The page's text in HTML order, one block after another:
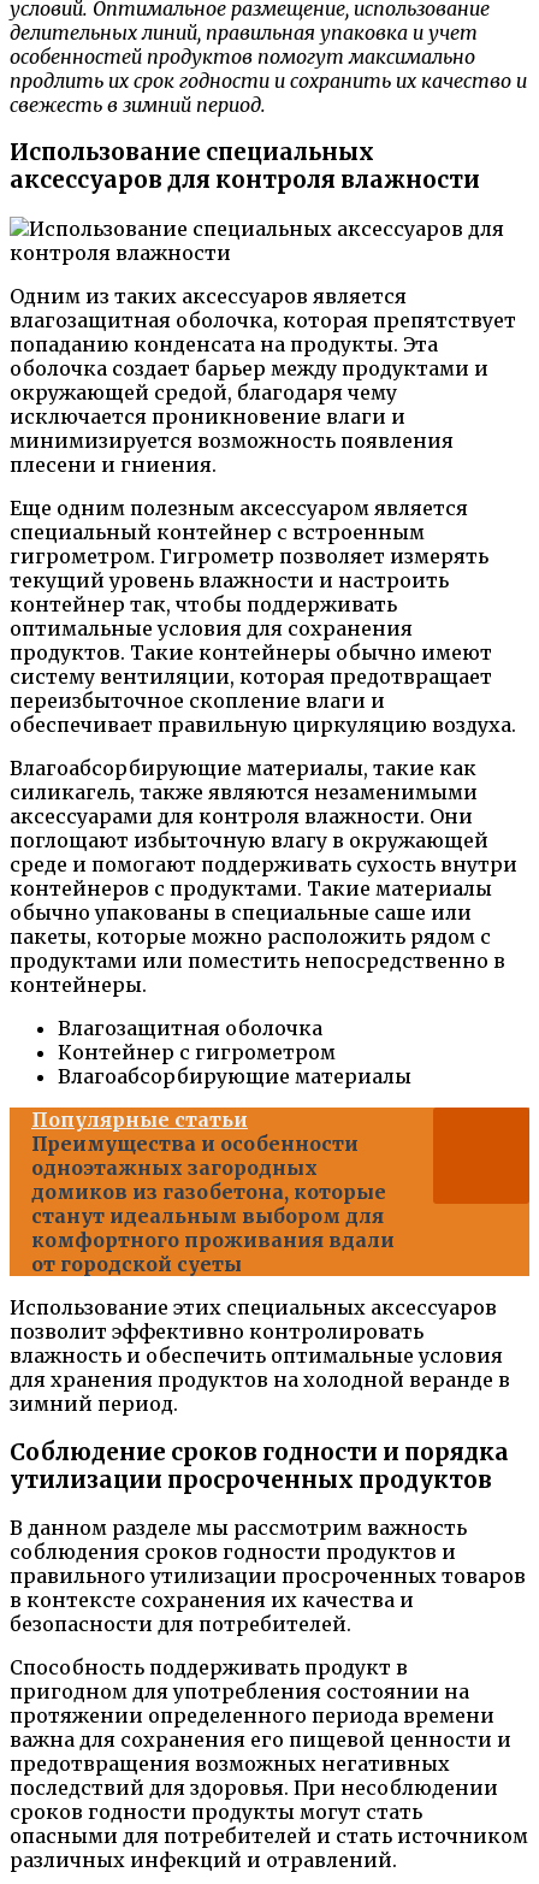
условий. Оптимальное размещение, использование
делительных линий, правильная упаковка и учет
особенностей продуктов помогут максимально
продлить их срок годности и сохранить их качество и
свежесть в зимний период.
Использование специальных
аксессуаров для контроля влажности
Одним из таких аксессуаров является
влагозащитная оболочка, которая препятствует
попаданию конденсата на продукты. Эта
оболочка создает барьер между продуктами и
окружающей средой, благодаря чему
исключается проникновение влаги и
минимизируется возможность появления
плесени и гниения.
Еще одним полезным аксессуаром является
специальный контейнер с встроенным
гигрометром. Гигрометр позволяет измерять
текущий уровень влажности и настроить
контейнер так, чтобы поддерживать
оптимальные условия для сохранения
продуктов. Такие контейнеры обычно имеют
систему вентиляции, которая предотвращает
переизбыточное скопление влаги и
обеспечивает правильную циркуляцию воздуха.
Влагоабсорбирующие материалы, такие как
силикагель, также являются незаменимыми
аксессуарами для контроля влажности. Они
поглощают избыточную влагу в окружающей
среде и помогают поддерживать сухость внутри
контейнеров с продуктами. Такие материалы
обычно упакованы в специальные саше или
пакеты, которые можно расположить рядом с
продуктами или поместить непосредственно в
контейнеры.
Влагозащитная оболочка
Контейнер с гигрометром
Влагоабсорбирующие материалы
Популярные статьи
Преимущества и особенности
одноэтажных загородных
домиков из газобетона, которые
станут идеальным выбором для
комфортного проживания вдали
от городской суеты
Использование этих специальных аксессуаров
позволит эффективно контролировать
влажность и обеспечить оптимальные условия
для хранения продуктов на холодной веранде в
зимний период.
Соблюдение сроков годности и порядка
утилизации просроченных продуктов
В данном разделе мы рассмотрим важность
соблюдения сроков годности продуктов и
правильного утилизации просроченных товаров
в контексте сохранения их качества и
безопасности для потребителей.
Способность поддерживать продукт в
пригодном для употребления состоянии на
протяжении определенного периода времени
важна для сохранения его пищевой ценности и
предотвращения возможных негативных
последствий для здоровья. При несоблюдении
сроков годности продукты могут стать
опасными для потребителей и стать источником
различных инфекций и отравлений.